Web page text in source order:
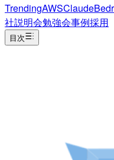
TrendingAWSClaude
社説明会勉強会事例採用
目次